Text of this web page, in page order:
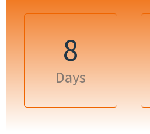
8
Days